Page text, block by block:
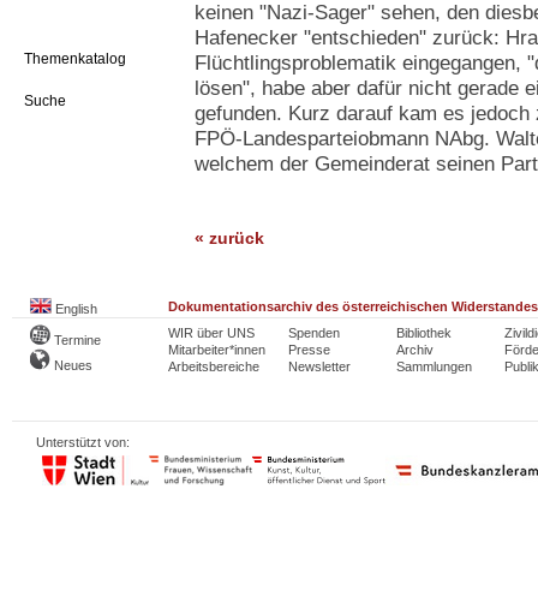
Themenkatalog
Suche
keinen "Nazi-Sager" sehen, den
Hafenecker "entschieden" zurück:
Flüchtlingsproblematik eingegangen,
lösen", habe aber dafür nicht gerade
gefunden. Kurz darauf kam es
FPÖ-Landesparteiobmann NAbg.
welchem der Gemeinderat seinen
« zurück
English Dokumentationsarchiv des österreichischen Widerstandes
Termine
Neues
WIR über UNS
Mitarbeiter*innen
Arbeitsbereiche
Spenden
Presse
Newsletter
Bibliothek
Archiv
Sammlungen
Unterstützt von: